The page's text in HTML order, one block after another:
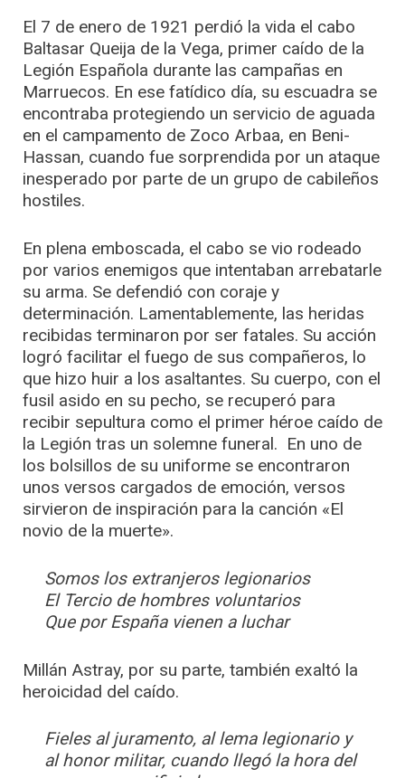
El 7 de enero de 1921 perdió la vida el cabo
Baltasar Queija de la Vega, primer caído de la
Legión Española durante las campañas en
Marruecos. En ese fatídico día, su escuadra se
encontraba protegiendo un servicio de aguada
en el campamento de Zoco Arbaa, en Beni-
Hassan, cuando fue sorprendida por un ataque
inesperado por parte de un grupo de cabileños
hostiles.
En plena emboscada, el cabo se vio rodeado
por varios enemigos que intentaban arrebatarle
su arma. Se defendió con coraje y
determinación. Lamentablemente, las heridas
recibidas terminaron por ser fatales. Su acción
logró facilitar el fuego de sus compañeros, lo
que hizo huir a los asaltantes. Su cuerpo, con el
fusil asido en su pecho, se recuperó para
recibir sepultura como el primer héroe caído de
la Legión tras un solemne funeral. En uno de
los bolsillos de su uniforme se encontraron
unos versos cargados de emoción, versos
sirvieron de inspiración para la canción «El
novio de la muerte».
Somos los extranjeros legionarios
El Tercio de hombres voluntarios
Que por España vienen a luchar
Millán Astray, por su parte, también exaltó la
heroicidad del caído.
Fieles al juramento, al lema legionario y
al honor militar, cuando llegó la hora del